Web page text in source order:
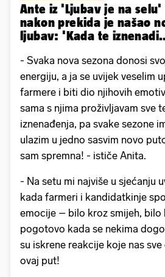
Ante iz 'Ljubav je na selu'
nakon prekida je našao
ljubav: 'Kada te
- Svaka nova sezona donosi
energiju, a ja se uvijek veselim
farmere i biti dio njihovih
sama s njima proživljavam sve
iznenađenja, pa svake sezone
ulazim u jedno sasvim novo
sam spremna! - ističe Anita.
- Na setu mi najviše u sjećanju
kada farmeri i kandidatkinje
emocije – bilo kroz smijeh, bilo
pogotovo kada se nekima
su iskrene reakcije koje nas
ovaj put!